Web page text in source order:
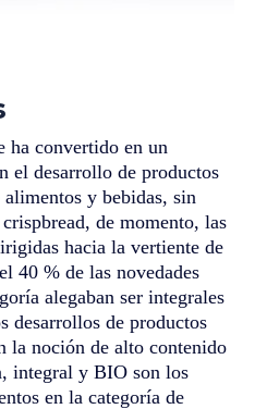
ha convertido en un
el desarrollo de productos
y bebidas, sin
de momento, las
hacia la vertiente de
40 % de las novedades
alegaban ser integrales
desarrollos de productos
la noción de alto contenido
integral y BIO son los
en la categoría de